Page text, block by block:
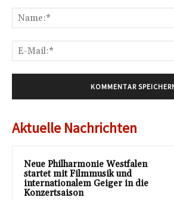
Aktuelle Nachrichten
Neue Philharmonie Westfalen
startet mit Filmmusik und
internationalem Geiger in die
Konzertsaison